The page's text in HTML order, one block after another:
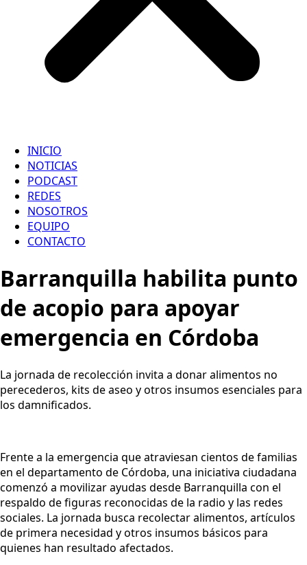
INICIO
NOTICIAS
PODCAST
REDES
NOSOTROS
EQUIPO
CONTACTO
Barranquilla habilita punto
de acopio para apoyar
emergencia en Córdoba
La jornada de recolección invita a donar alimentos no
perecederos, kits de aseo y otros insumos esenciales para
los damnificados.
Frente a la emergencia que atraviesan cientos de familias
en el departamento de Córdoba, una iniciativa ciudadana
comenzó a movilizar ayudas desde Barranquilla con el
respaldo de figuras reconocidas de la radio y las redes
sociales. La jornada busca recolectar alimentos, artículos
de primera necesidad y otros insumos básicos para
quienes han resultado afectados.